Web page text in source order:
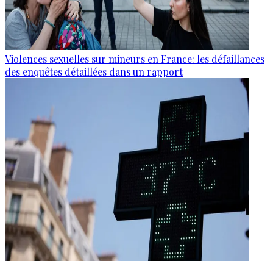
Violences sexuelles sur mineurs en France: les défaillances
des enquêtes détaillées dans un rapport